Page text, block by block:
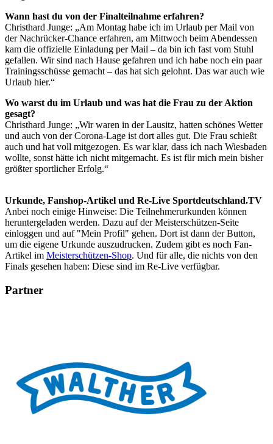
Wann hast du von der Finalteilnahme erfahren?
Christhard Junge: „Am Montag habe ich im Urlaub per Mail von
der Nachrücker-Chance erfahren, am Mittwoch beim Abendessen
kam die offizielle Einladung per Mail – da bin ich fast vom Stuhl
gefallen. Wir sind nach Hause gefahren und ich habe noch ein paar
Trainingsschüsse gemacht – das hat sich gelohnt. Das war auch wie
Urlaub hier.“
Wo warst du im Urlaub und was hat die Frau zu der Aktion
gesagt?
Christhard Junge: „Wir waren in der Lausitz, hatten schönes Wetter
und auch von der Corona-Lage ist dort alles gut. Die Frau schießt
auch und hat voll mitgezogen. Es war klar, dass ich nach Wiesbaden
wollte, sonst hätte ich nicht mitgemacht. Es ist für mich mein bisher
größter sportlicher Erfolg.“
Urkunde, Fanshop-Artikel und Re-Live Sportdeutschland.TV
Anbei noch einige Hinweise: Die Teilnehmerurkunden können
heruntergeladen werden. Dazu auf der Meisterschützen-Seite
einloggen und auf "Mein Profil" gehen. Dort ist dann der Button,
um die eigene Urkunde auszudrucken. Zudem gibt es noch Fan-
Artikel im Meisterschützen-Shop. Und für alle, die nichts von den
Finals gesehen haben: Diese sind im Re-Live verfügbar.
Partner